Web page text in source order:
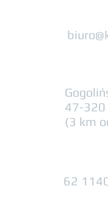
47-320
(3 km
62